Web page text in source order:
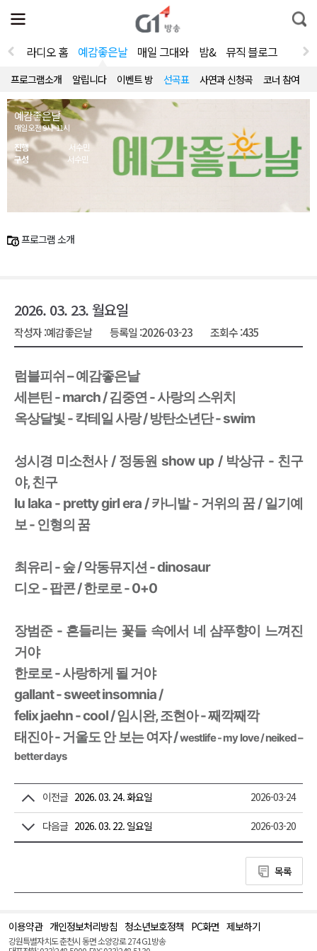
전
체
뉴
열
통
합
라디오 홈 예감좋은날 매일 그대와 밤& 뮤직 블로그
프로그램소개 알립니다 이벤트 방 선곡표 사연과 신청곡 코너 참여
예감좋은날
매일 오전 9시~11시
진행
서수민
구성
서수민
프로그램 소개
2026. 03. 23. 월요일
작성자 :예감좋은날 등록일 :2026-03-23 조회수 :435
럼블피쉬 – 예감좋은날
세븐틴 - march / 김중연 - 사랑의 스위치
옥상달빛 - 칵테일 사랑 /방탄소년단 - swim
성시경 미소천사 / 정동원 show up / 박상규 - 친구
야, 친구
lu laka - pretty girl era / 카니발 - 거위의 꿈 / 일기예
보 - 인형의 꿈
최유리 - 숲 / 악동뮤지션 - dinosaur
디오 - 팝콘 / 한로로 - 0+0
장범준 - 흔들리는 꽃들 속에서 네 샴푸향이 느껴진
거야
한로로 - 사랑하게 될 거야
gallant - sweet insomnia /
felix jaehn - cool / 임시완, 조현아 - 째깍째깍
태진아 - 거울도 안 보는 여자 /westlife - my love / neiked –
better days
이전글 2026. 03. 24. 화요일 2026-03-24
다음글 2026. 03. 22. 일요일 2026-03-20
목록
이용약관 개인정보처리방침 청소년보호정책 PC화면 제보하기
강원특별자치도 춘천시 동면 소양강로 274 G1방송